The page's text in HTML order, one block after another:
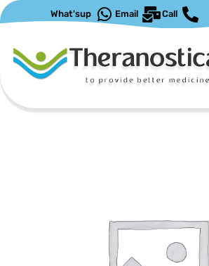
Call
Email
What'sup